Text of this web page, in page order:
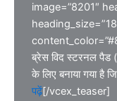
image=”8201″
ब्रेस विद स्टरनल पैड
के लिए बनाया गया है
पढ़ें[/vcex_teaser]